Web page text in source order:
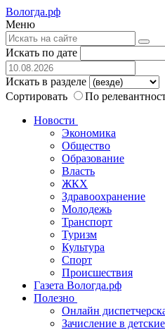
Вологда.рф
Меню
Искать по дате
Искать в разделе
Сортировать
По
Новости
Экономика
Общество
Образование
Власть
ЖКХ
Здравоохранение
Молодежь
Транспорт
Туризм
Культура
Спорт
Происшествия
Газета Вологда.рф
Полезно
Онлайн
Зачисление в